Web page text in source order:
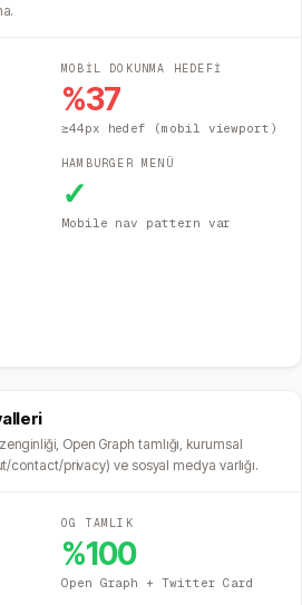
MOBİL DOKUNMA HEDEFİ
%37
≥44px hedef (mobil viewport)
HAMBURGER MENÜ
✓
Mobile nav pattern var
Open Graph tamlığı, kurumsal
contact/privacy) ve sosyal medya varlığı.
OG TAMLIK
%100
Open Graph + Twitter Card